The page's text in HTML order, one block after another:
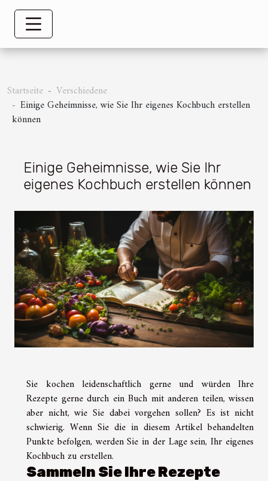
Startseite
Verschiedene
Einige Geheimnisse, wie Sie Ihr eigenes Kochbuch erstellen
können
Einige Geheimnisse, wie Sie Ihr
eigenes Kochbuch erstellen können
Sie kochen leidenschaftlich gerne und würden Ihre
Rezepte gerne durch ein Buch mit anderen teilen, wissen
aber nicht, wie Sie dabei vorgehen sollen? Es ist nicht
schwierig. Wenn Sie die in diesem Artikel behandelten
Punkte befolgen, werden Sie in der Lage sein, Ihr eigenes
Kochbuch zu erstellen.
Sammeln Sie Ihre Rezepte